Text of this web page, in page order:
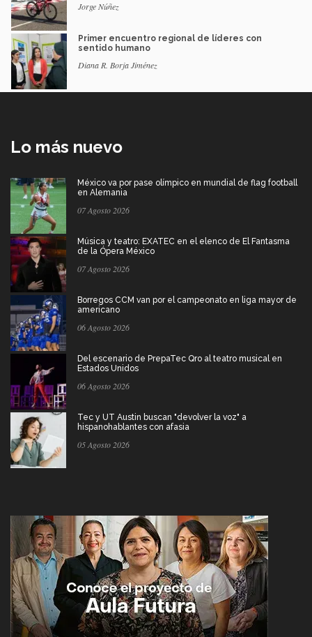
Jorge Núñez
Primer encuentro regional de líderes con
sentido humano
Diana R. Borja Jiménez
Lo más nuevo
México va por pase olímpico en mundial de flag football
en Alemania
07 Agosto 2026
Música y teatro: EXATEC en el elenco de El Fantasma
de la Ópera México
07 Agosto 2026
Borregos CCM van por el campeonato en liga mayor de
americano
06 Agosto 2026
Del escenario de PrepaTec Qro al teatro musical en
Estados Unidos
06 Agosto 2026
Tec y UT Austin buscan "devolver la voz" a
hispanohablantes con afasia
05 Agosto 2026